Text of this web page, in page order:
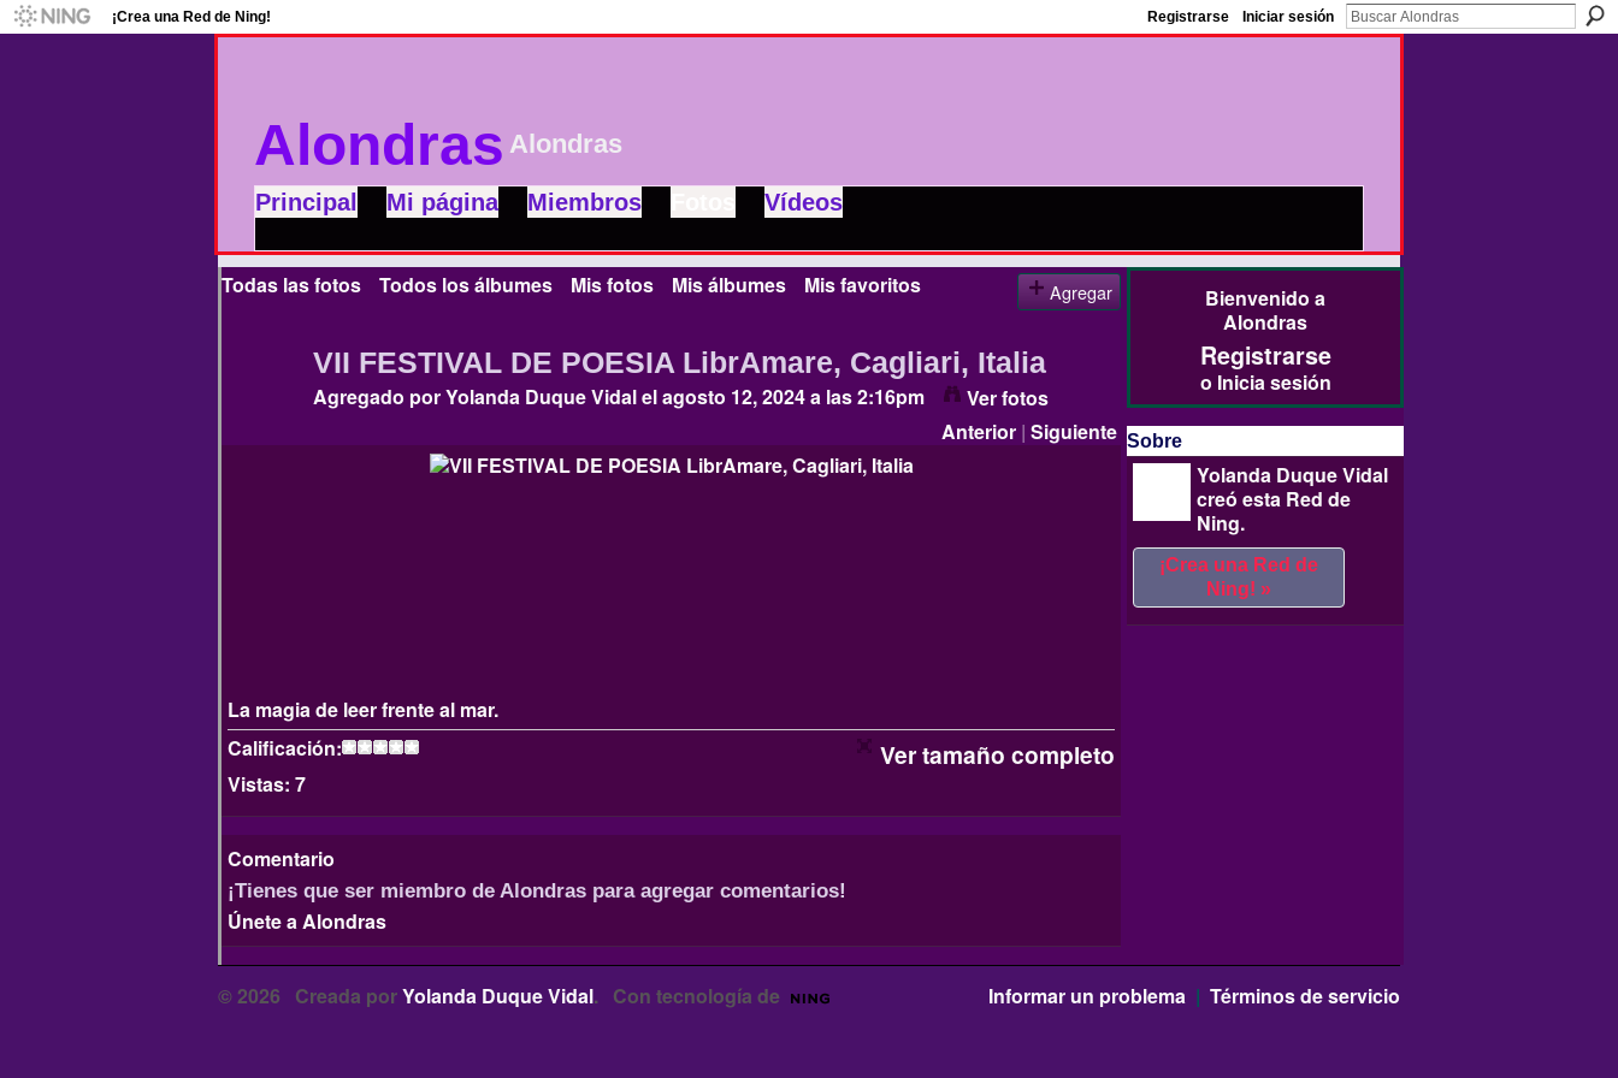
¡Crea una Red de Ning! Registrarse Iniciar sesión
Alondras Alondras
Principal Mi página Miembros Vídeos
Todas las fotos Todos los álbumes Mis fotos Mis álbumes Mis favoritos Agregar
VII FESTIVAL DE POESIA LibrAmare, Cagliari, Italia
Agregado porYolanda Duque Vidalel agosto 12, 2024 a las 2:16pm
Ver fotos
Anterior | Siguiente
La magia de leer frente al mar.
Calificación:
Vistas: 7
Ver tamaño completo
Comentario
¡Tienes que ser miembro de Alondras para agregar comentarios!
Únete a Alondras
Bienvenido a
Alondras
Registrarse
o Inicia sesión
Sobre
Yolanda Duque Vidal
creó esta Red de
Ning.
¡Crea una Red de
Ning! »
© 2026 Creada porYolanda Duque Vidal. Con tecnología de Informar un problema | Términos de servicio